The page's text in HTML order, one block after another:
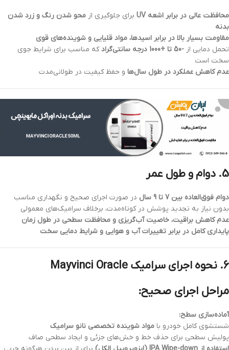
محافظت عالی در برابر اشعه UV برای جلوگیری از محو شدن رنگ و زرد شدن
بدنه
مقاومت بسیار بالا در برابر اسیدها، مواد قلیایی و شوینده‌های قوی
تحمل دمایی از -50 تا +1000 درجه سانتی‌گراد
که مناسب برای شرایط جوی
سخت است
عدم کاهش عملکرد در طول سال‌ها و حفظ کیفیت در طولانی‌مدت
5. دوام و طول عمر
دوام فوق‌العاده بین 7 تا 9 سال
در صورت اجرای صحیح و نگهداری مناسب
بدون نیاز به تجدید پوشش در کوتاه‌مدت، برخلاف سرامیک‌های معمولی
عدم کاهش براقیت، خاصیت آب‌گریزی و محافظت سطحی در طول زمان
پایداری کامل در برابر تغییرات آب و هوایی و شرایط دمایی سخت
6. نحوه اجرای سرامیک Mayvinci Oracle
مراحل اجرای صحیح:
آماده‌سازی سطح:
شستشوی کامل خودرو با مواد شوینده تخصصی نانو سرامیک
پولیش سطحی برای حذف خط و خش‌های جزئی و ایجاد سطحی صاف